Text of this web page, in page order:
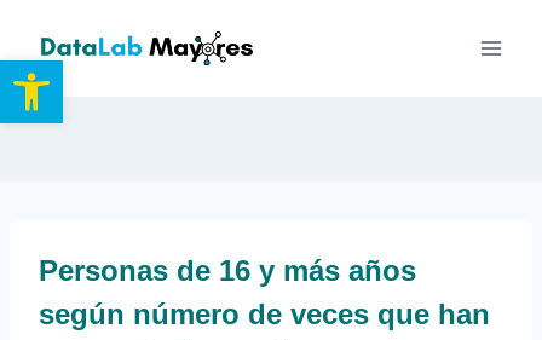
Abrir barra de herramientas
contenido
Personas de 16 y más años
según número de veces que han